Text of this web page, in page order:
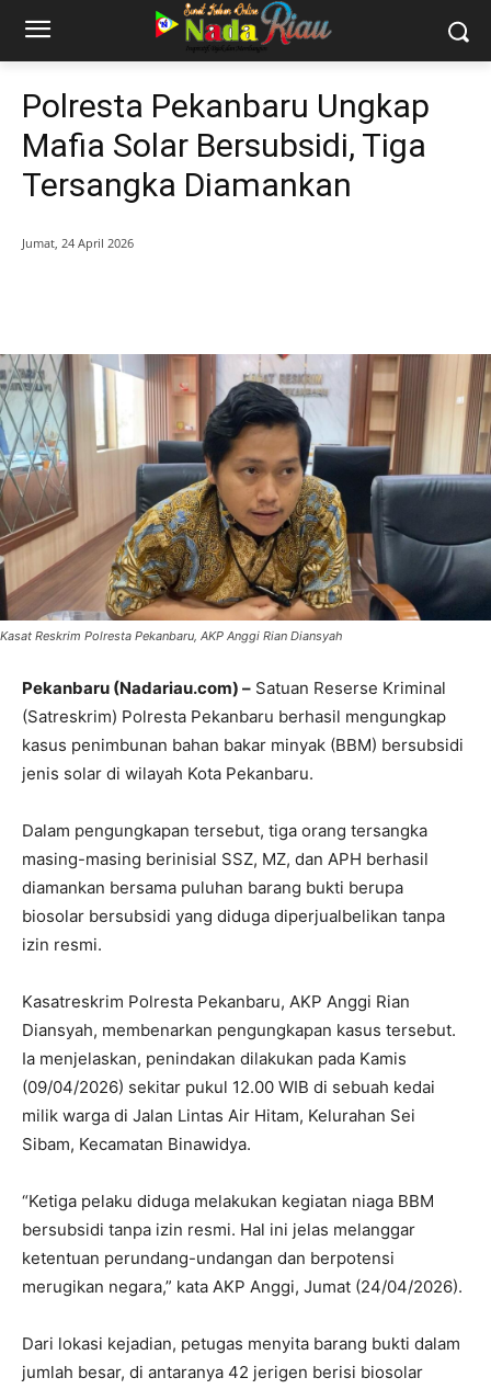
Polresta Pekanbaru Ungkap
Mafia Solar Bersubsidi, Tiga
Tersangka Diamankan
Jumat, 24 April 2026
Kasat Reskrim Polresta Pekanbaru, AKP Anggi Rian Diansyah
Pekanbaru (Nadariau.com) – Satuan Reserse Kriminal
(Satreskrim) Polresta Pekanbaru berhasil mengungkap
kasus penimbunan bahan bakar minyak (BBM) bersubsidi
jenis solar di wilayah Kota Pekanbaru.
Dalam pengungkapan tersebut, tiga orang tersangka
masing-masing berinisial SSZ, MZ, dan APH berhasil
diamankan bersama puluhan barang bukti berupa
biosolar bersubsidi yang diduga diperjualbelikan tanpa
izin resmi.
Kasatreskrim Polresta Pekanbaru, AKP Anggi Rian
Diansyah, membenarkan pengungkapan kasus tersebut.
Ia menjelaskan, penindakan dilakukan pada Kamis
(09/04/2026) sekitar pukul 12.00 WIB di sebuah kedai
milik warga di Jalan Lintas Air Hitam, Kelurahan Sei
Sibam, Kecamatan Binawidya.
“Ketiga pelaku diduga melakukan kegiatan niaga BBM
bersubsidi tanpa izin resmi. Hal ini jelas melanggar
ketentuan perundang-undangan dan berpotensi
merugikan negara,” kata AKP Anggi, Jumat (24/04/2026).
Dari lokasi kejadian, petugas menyita barang bukti dalam
jumlah besar, di antaranya 42 jerigen berisi biosolar